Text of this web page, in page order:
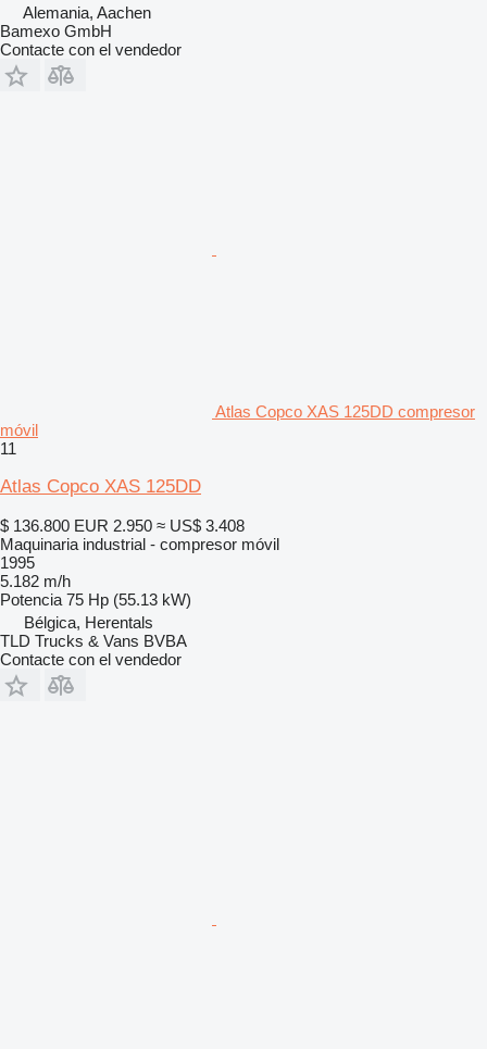
Alemania, Aachen
Bamexo GmbH
Contacte con el vendedor
Atlas Copco XAS 125DD compresor
móvil
11
Atlas Copco XAS 125DD
$ 136.800 EUR 2.950 ≈ US$ 3.408
Maquinaria industrial - compresor móvil
1995
5.182 m/h
Potencia 75 Hp (55.13 kW)
Bélgica, Herentals
TLD Trucks & Vans BVBA
Contacte con el vendedor